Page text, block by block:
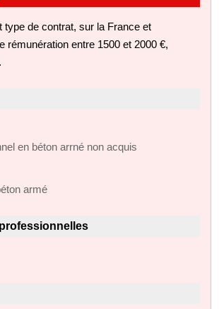
type de contrat, sur la France et
rémunération entre 1500 et 2000 €,
en béton arrné non acquis
armé